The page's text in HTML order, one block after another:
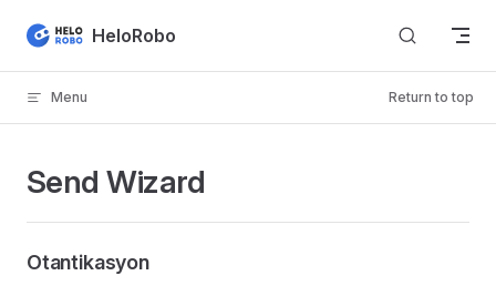
Skip to contentHeloRobo
Menu Return to top
Send Wizard
Otantikasyon